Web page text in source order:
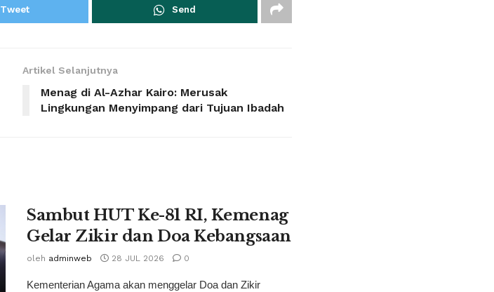
Tweet Send
Artikel Selanjutnya
Menag di Al-Azhar Kairo: Merusak
Lingkungan Menyimpang dari Tujuan Ibadah
Sambut HUT Ke-81 RI, Kemenag
Gelar Zikir dan Doa Kebangsaan
oleh adminweb 28 JUL 2026 0
Kementerian Agama akan menggelar Doa dan Zikir